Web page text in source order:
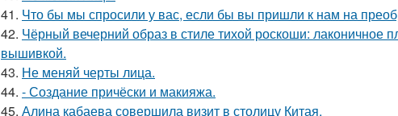
41. Что бы мы спросили у вас, если бы вы пришли к нам на
42. Чёрный вечерний образ в стиле тихой роскоши: лаконичное
вышивкой.
43. Не меняй черты лица.
44. - Создание причёски и макияжа.
45. Алина кабаева совершила визит в столицу Китая.